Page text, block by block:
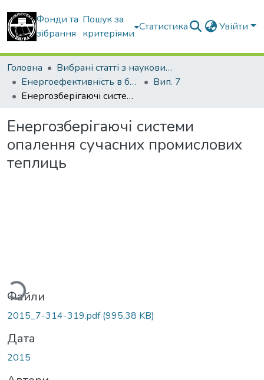
Фонди та
зібрання
Пошук за
критеріями
Статистика Увійти
Головна
Вибрані статті з наукових збірників КНУБА
Енергоефективність в будівництві та архітектурі
Вип. 7
Енергозберігаючі системи опалення сучасних промислових теплиць
Енергозберігаючі системи
опалення сучасних промислових
теплиць
Файли
2015_7-314-319.pdf(995,38 KB)
Дата
2015